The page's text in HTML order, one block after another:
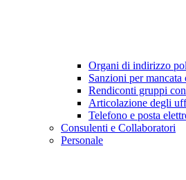
Organi di indirizzo
Sanzioni per
Rendiconti gruppi
Articolazione degli
Telefono e posta
Consulenti e Collaboratori
Personale